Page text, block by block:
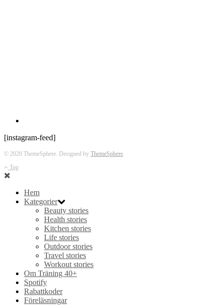
[instagram-feed]
© 2020 ThemeSphere. Designed by ThemeSphere.
Top
Hem
Kategorier
Beauty stories
Health stories
Kitchen stories
Life stories
Outdoor stories
Travel stories
Workout stories
Om Träning 40+
Spotify
Rabattkoder
Föreläsningar